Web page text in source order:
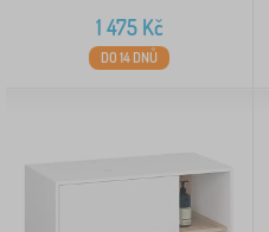
1 475Kč
DO 14 DNŮ